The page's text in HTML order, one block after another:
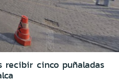
recibir cinco puñaladas